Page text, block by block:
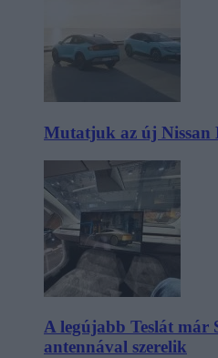
Mutatjuk az új Nissan
A legújabb Teslát már
antennával szerelik